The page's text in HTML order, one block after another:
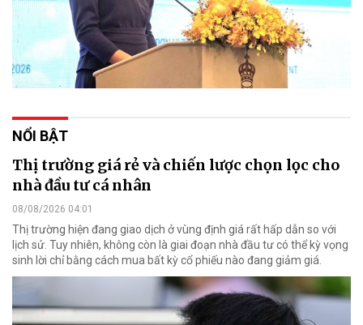
NỔI BẬT
Thị trường giá rẻ và chiến lược chọn lọc cho
nhà đầu tư cá nhân
08/08/2026 04:01
Thị trường hiện đang giao dịch ở vùng định giá rất hấp dẫn so với
lịch sử. Tuy nhiên, không còn là giai đoạn nhà đầu tư có thể kỳ vọng
sinh lời chỉ bằng cách mua bất kỳ cổ phiếu nào đang giảm giá.